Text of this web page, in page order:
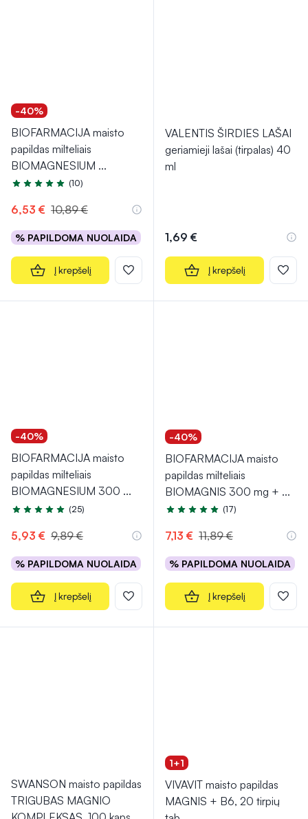
-40%
BIOFARMACIJA maisto
papildas milteliais
BIOMAGNESIUM ...
Įvertinimas 5.0 iš 5
(10)
6,53 € 10,89 €
% PAPILDOMA NUOLAIDA
Į krepšelį
VALENTIS ŠIRDIES LAŠAI
geriamieji lašai (tirpalas) 40
ml
1,69 €
Į krepšelį
-40%
BIOFARMACIJA maisto
papildas milteliais
BIOMAGNESIUM 300 ...
Įvertinimas 4.8 iš 5
(25)
5,93 € 9,89 €
% PAPILDOMA NUOLAIDA
Į krepšelį
-40%
BIOFARMACIJA maisto
papildas milteliais
BIOMAGNIS 300 mg + ...
Įvertinimas 4.7 iš 5
(17)
7,13 € 11,89 €
% PAPILDOMA NUOLAIDA
Į krepšelį
SWANSON maisto papildas
TRIGUBAS MAGNIO
1+1
VIVAVIT maisto papildas
MAGNIS + B6, 20 tirpių